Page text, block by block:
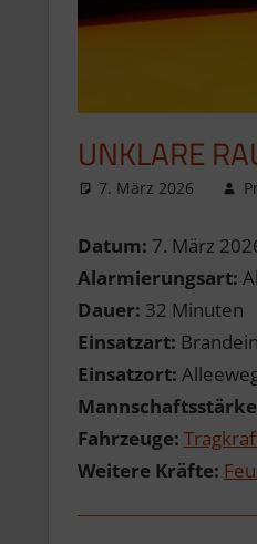
UNKLARE
7. März 2026
Datum: 7. März
Alarmierungsart:
Dauer: 32 Minuten
Einsatzart:
Einsatzort:
Fahrzeuge:
Weitere Kräfte: